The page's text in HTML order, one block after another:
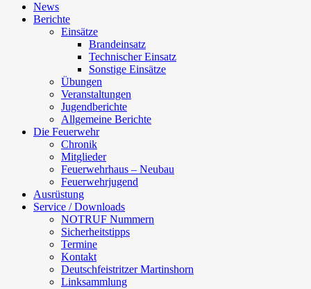
News
Berichte
Einsätze
Brandeinsatz
Technischer Einsatz
Sonstige Einsätze
Übungen
Veranstaltungen
Jugendberichte
Allgemeine Berichte
Die Feuerwehr
Chronik
Mitglieder
Feuerwehrhaus – Neubau
Feuerwehrjugend
Ausrüstung
Service / Downloads
NOTRUF Nummern
Sicherheitstipps
Termine
Kontakt
Deutschfeistritzer Martinshorn
Linksammlung